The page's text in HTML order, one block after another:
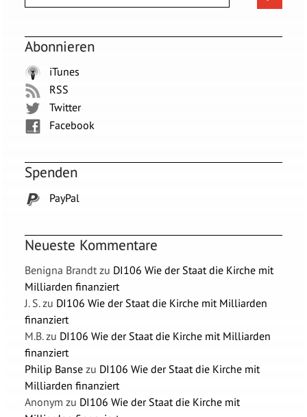
Abonnieren
iTunes
RSS
Twitter
Facebook
Spenden
PayPal
Neueste Kommentare
Benigna Brandt zu DI106 Wie der Staat die Kirche mit
Milliarden finanziert
J. S.zu DI106 Wie der Staat die Kirche mit Milliarden
finanziert
M.B.zu DI106 Wie der Staat die Kirche mit Milliarden
finanziert
Philip Banse zu DI106 Wie der Staat die Kirche mit
Milliarden finanziert
Anonym zu DI106 Wie der Staat die Kirche mit